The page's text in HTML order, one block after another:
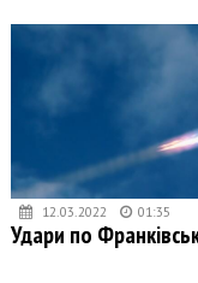
12.03.2022 01:35
Удари по